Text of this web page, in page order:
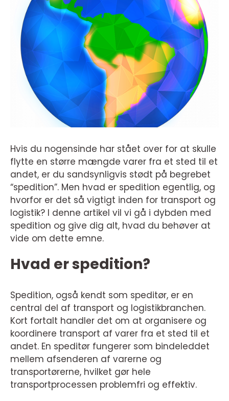
Hvis du nogensinde har stået over for at skulle
flytte en større mængde varer fra et sted til et
andet, er du sandsynligvis stødt på begrebet
“spedition”. Men hvad er spedition egentlig, og
hvorfor er det så vigtigt inden for transport og
logistik? I denne artikel vil vi gå i dybden med
spedition og give dig alt, hvad du behøver at
vide om dette emne.
Hvad er spedition?
Spedition, også kendt som speditør, er en
central del af transport og logistikbranchen.
Kort fortalt handler det om at organisere og
koordinere transport af varer fra et sted til et
andet. En speditør fungerer som bindeleddet
mellem afsenderen af varerne og
transportørerne, hvilket gør hele
transportprocessen problemfri og effektiv.